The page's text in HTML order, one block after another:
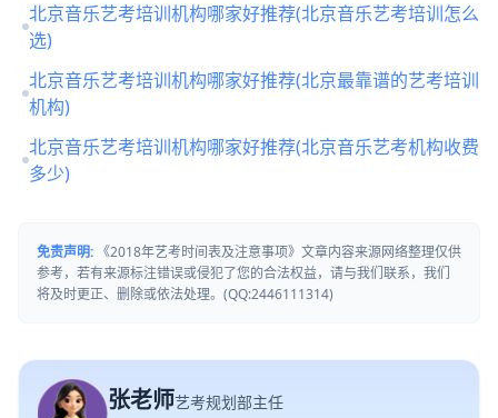
北京音乐艺考培训机构哪家好推荐(北京音乐艺考培训怎么
选)
北京音乐艺考培训机构哪家好推荐(北京最靠谱的艺考培训
机构)
北京音乐艺考培训机构哪家好推荐(北京音乐艺考机构收费
多少)
免责声明: 《2018年艺考时间表及注意事项》文章内容来源网络整理仅供
参考，若有来源标注错误或侵犯了您的合法权益，请与我们联系，我们
将及时更正、删除或依法处理。(QQ:2446111314)
张老师艺考规划部主任